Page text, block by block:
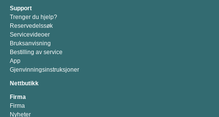
Support
Trenger du hjelp?
Reservedelssøk
Servicevideoer
Bruksanvisning
Bestilling av service
App
Gjenvinningsinstruksjoner
Nettbutikk
Firma
Firma
Nyheter